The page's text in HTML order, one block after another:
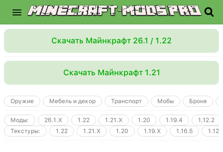
Скачать Майнкрафт 26.1 / 1.22
Скачать Майнкрафт 1.21
Оружие Мебель и декор Транспорт Мобы Броня
Моды: 26.1.X 1.22 1.21.X 1.20 1.19.4
1.12.2
Текстуры:
1.22 1.21.X 1.20 1.19.X 1.16.5